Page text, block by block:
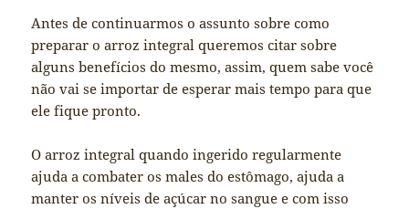
Antes de continuarmos o assunto sobre como
preparar o arroz integral queremos citar sobre
alguns benefícios do mesmo, assim, quem sabe você
não vai se importar de esperar mais tempo para que
ele fique pronto.
O arroz integral quando ingerido regularmente
ajuda a combater os males do estômago, ajuda a
manter os níveis de açúcar no sangue e com isso